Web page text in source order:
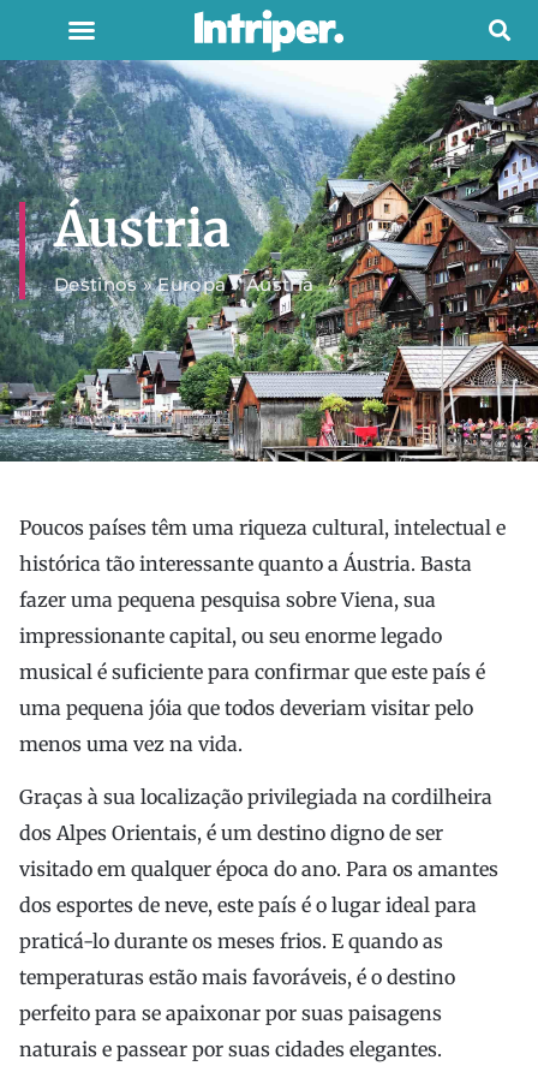
Áustria
Destinos»Europa»Áustria
Poucos países têm uma riqueza cultural, intelectual e
histórica tão interessante quanto a Áustria. Basta
fazer uma pequena pesquisa sobre Viena, sua
impressionante capital, ou seu enorme legado
musical é suficiente para confirmar que este país é
uma pequena jóia que todos deveriam visitar pelo
menos uma vez na vida.
Graças à sua localização privilegiada na cordilheira
dos Alpes Orientais, é um destino digno de ser
visitado em qualquer época do ano. Para os amantes
dos esportes de neve, este país é o lugar ideal para
praticá-lo durante os meses frios. E quando as
temperaturas estão mais favoráveis, é o destino
perfeito para se apaixonar por suas paisagens
naturais e passear por suas cidades elegantes.